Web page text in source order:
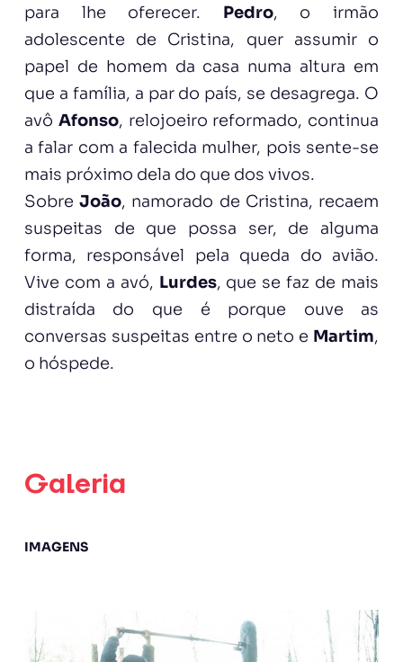
para lhe oferecer. Pedro, o irmão
adolescente de Cristina, quer assumir o
papel de homem da casa numa altura em
que a família, a par do país, se desagrega. O
avô Afonso, relojoeiro reformado, continua
a falar com a falecida mulher, pois sente-se
mais próximo dela do que dos vivos.
SobreJoão, namorado de Cristina, recaem
suspeitas de que possa ser, de alguma
forma, responsável pela queda do avião.
Vive com a avó, Lurdes, que se faz de mais
distraída do que é porque ouve as
conversas suspeitas entre o neto e Martim,
o hóspede.
Galeria
IMAGENS